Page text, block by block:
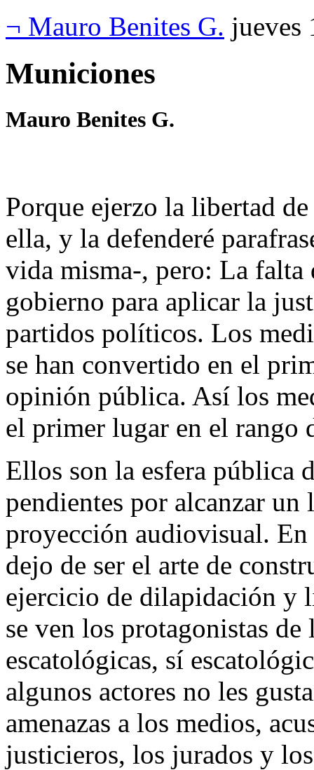
¬ Mauro Benites G. jueves
Municiones
Mauro Benites G.
Porque ejerzo la libertad
ella, y la defenderé
vida misma-, pero: La falta
gobierno para aplicar la
partidos políticos. Los
se han convertido en el
opinión pública. Así los
el primer lugar en el rango
Ellos son la esfera pública
pendientes por alcanzar un
proyección audiovisual.
dejo de ser el arte de
ejercicio de dilapidación y
se ven los protagonistas
escatológicas, sí
algunos actores no les
amenazas a los medios,
justicieros, los jurados y